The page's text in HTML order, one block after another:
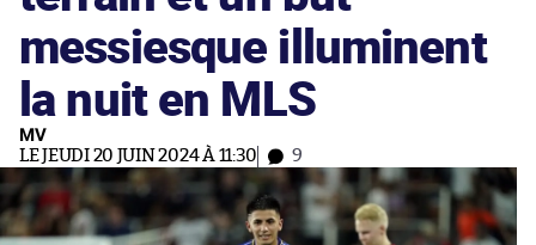
messiesque illuminent
la nuit en MLS
MV
LE JEUDI 20 JUIN 2024 À 11:30 9